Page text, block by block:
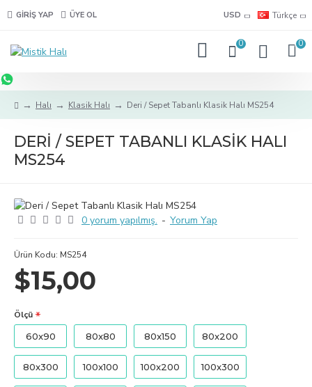
GIRIŞ YAP ÜYE OL USD Türkçe
0 0
Halı Klasik Halı Deri / Sepet Tabanlı Klasik Halı MS254
DERI / SEPET TABANLI KLASIK HALI
MS254
0 yorum yapılmış. - Yorum Yap
$15,00
Ürün Kodu: MS254
Ölçü
60x90
80x80 80x150 80x200
80x300 100x100 100x200 100x300